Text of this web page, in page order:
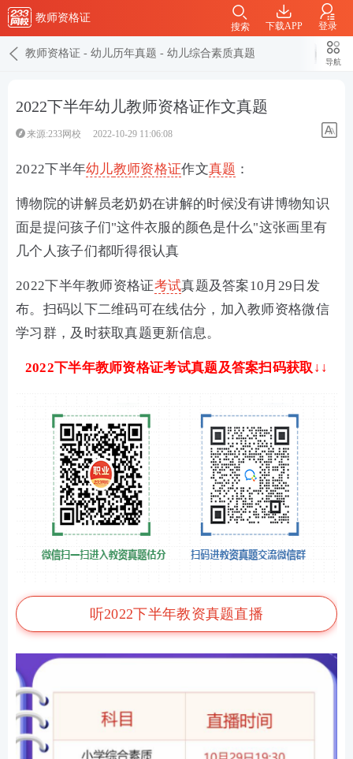
教师资格证
下载APP 登录
搜索
教师资格证 - 幼儿历年真题 - 幼儿综合素质真题
导航
2022下半年幼儿教师资格证作文真题
来源:233网校 2022-10-29 11:06:08
2022下半年幼儿教师资格证作文真题 ：
博物院的讲解员老奶奶在讲解的时候没有讲博物知识
面是提问孩子们"这件衣服的颜色是什么"这张画里有
几个人孩子们都听得很认真
2022下半年教师资格证考试真题及答案10月29日发
布。扫码以下二维码可在线估分，加入教师资格微信
学习群，及时获取真题更新信息。
2022下半年教师资格证考试真题及答案扫码获取↓↓
听2022下半年教资真题直播